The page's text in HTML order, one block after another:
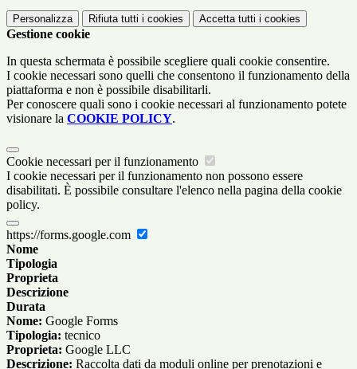
Personalizza Rifiuta tutti i cookies Accetta tutti i cookies
Gestione cookie
In questa schermata è possibile scegliere quali cookie consentire.
I cookie necessari sono quelli che consentono il funzionamento della
piattaforma e non è possibile disabilitarli.
Per conoscere quali sono i cookie necessari al funzionamento potete
visionare la COOKIE POLICY.
Cookie necessari per il funzionamento
I cookie necessari per il funzionamento non possono essere
disabilitati. È possibile consultare l'elenco nella pagina della cookie
policy.
https://forms.google.com
Nome
Tipologia
Proprieta
Descrizione
Durata
Nome: Google Forms
Tipologia: tecnico
Proprieta: Google LLC
Descrizione: Raccolta dati da moduli online per prenotazioni e